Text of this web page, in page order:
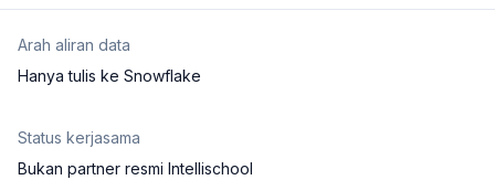
Arah aliran data
Hanya tulis ke Snowflake
Status kerjasama
Bukan partner resmi Intellischool